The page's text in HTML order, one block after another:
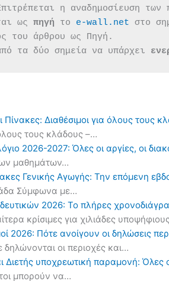
η αναδημοσίευση
ως πηγή το e-wall.net στο
του άρθρου ως Πηγή.
τα δύο σημεία να υπάρχει
Πίνακες: Διαθέσιμοι για όλους τους
τους κλάδους –…
2026-2027: Όλες οι αργίες, οι
μαθημάτων…
Γενικής Αγωγής: Την επόμενη
Σύμφωνα με…
2026: Το πλήρες
κρίσιμες για χιλιάδες
2026: Πότε ανοίγουν οι δηλώσεις
δηλώνονται οι περιοχές και…
Διετής υποχρεωτική παραμονή: Όλες
μπορούν να…